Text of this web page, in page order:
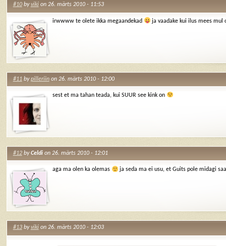
#10byvikion 26. märts 2010 - 11:53
irwwww te olete ikka megaandekad ja vaadake kui ilus mees mul
#11bypilleriinon 26. märts 2010 - 12:00
sest et ma tahan teada, kui SUUR see kink on
#12byCeldion 26. märts 2010 - 12:01
aga ma olen ka olemas ja seda ma ei usu, et Guits pole midagi
#13byviki on 26. märts 2010 - 12:03